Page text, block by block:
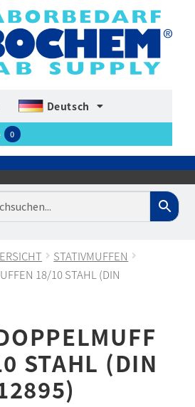
Deutsch
0
STATIVMUFFEN
18/10 STAHL (DIN
STAHL (DIN